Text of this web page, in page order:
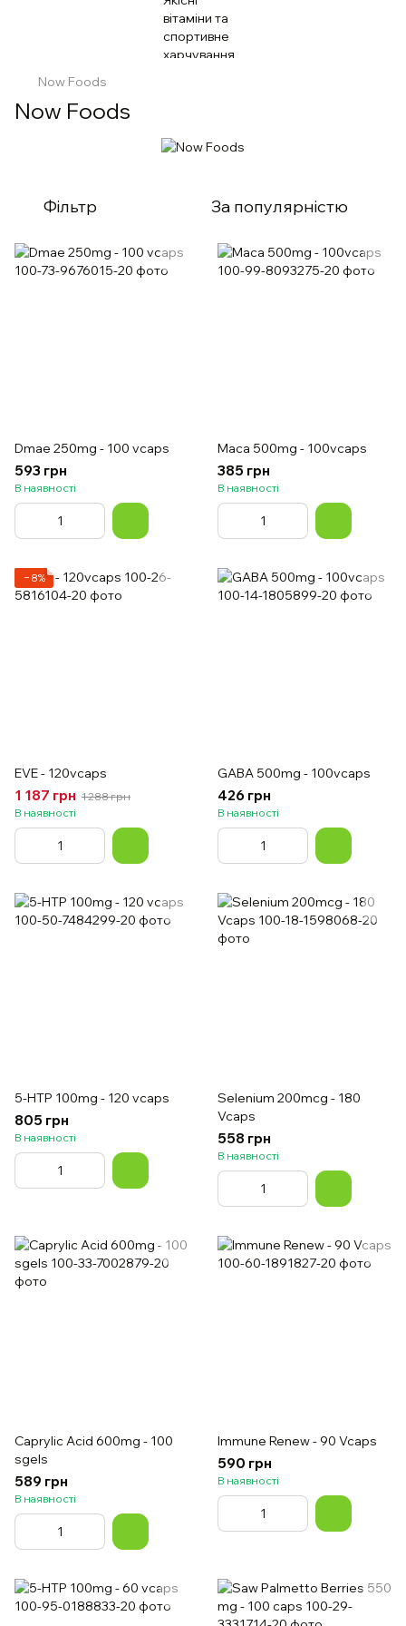
Now Foods
Now Foods
Фільтр За популярністю
Dmae 250mg - 100 vcaps
593 грн
В наявності
Maca 500mg - 100vcaps
385 грн
В наявності
−8%
EVE - 120vcaps
1 187 грн 1 288 грн
В наявності
GABA 500mg - 100vcaps
426 грн
В наявності
5-HTP 100mg - 120 vcaps
805 грн
В наявності
Selenium 200mcg - 180
Vcaps
558 грн
В наявності
Caprylic Acid 600mg - 100
sgels
589 грн
В наявності
Immune Renew - 90 Vcaps
590 грн
В наявності